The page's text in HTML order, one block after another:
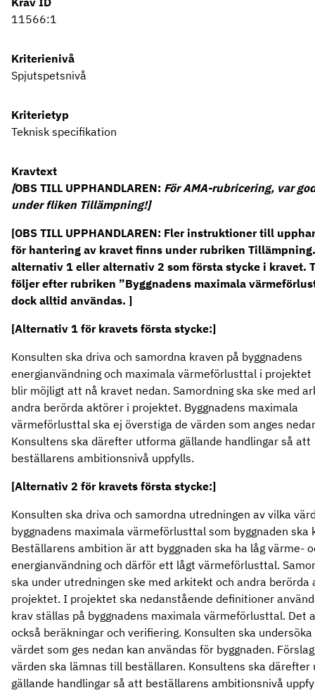
11566:1
Kriterienivå
Spjutspetsnivå
Kriterietyp
Teknisk specifikation
Kravtext
[OBS TILL UPPHANDLAREN: För AMA-rubricering, var
under fliken Tillämpning!]
[OBS TILL UPPHANDLAREN: Fler instruktioner till
för hantering av kravet finns under rubriken
alternativ 1 eller alternativ 2 som första stycke i kravet.
följer efter rubriken ”Byggnadens maximala
dock alltid användas. ]
[Alternativ 1 för kravets första stycke:]
Konsulten ska driva och samordna kraven på byggnadens
energianvändning och maximala värmeförlusttal i projektet
blir möjligt att nå kravet nedan. Samordning ska ske med
andra berörda aktörer i projektet. Byggnadens maximala
värmeförlusttal ska ej överstiga de värden som anges
Konsultens ska därefter utforma gällande handlingar så att
beställarens ambitionsnivå uppfylls.
[Alternativ 2 för kravets första stycke:]
Konsulten ska driva och samordna utredningen av vilka
byggnadens maximala värmeförlusttal som byggnaden ska
Beställarens ambition är att byggnaden ska ha låg värme-
energianvändning och därför ett lågt värmeförlusttal.
ska under utredningen ske med arkitekt och andra berörda
projektet. I projektet ska nedanstående definitioner
krav ställas på byggnadens maximala värmeförlusttal. Det
också beräkningar och verifiering. Konsulten ska undersöka
värdet som ges nedan kan användas för byggnaden.
värden ska lämnas till beställaren. Konsultens ska därefter
gällande handlingar så att beställarens ambitionsnivå